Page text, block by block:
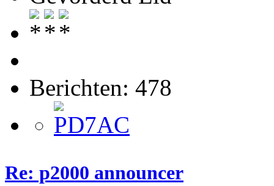
Berichten: 478
Re: p2000 announcer